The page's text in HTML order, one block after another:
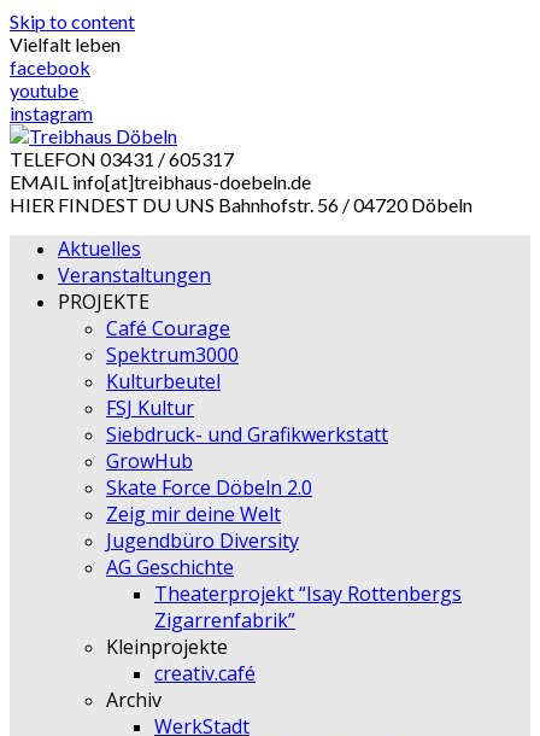
Skip to content
Vielfalt leben
facebook
youtube
instagram
TELEFON 03431 / 605317
EMAIL info[at]treibhaus-doebeln.de
HIER FINDEST DU UNS Bahnhofstr. 56 / 04720 Döbeln
Aktuelles
Veranstaltungen
PROJEKTE
Café Courage
Spektrum3000
Kulturbeutel
FSJ Kultur
Siebdruck- und Grafikwerkstatt
GrowHub
Skate Force Döbeln 2.0
Zeig mir deine Welt
Jugendbüro Diversity
AG Geschichte
Theaterprojekt “Isay Rottenbergs
Zigarrenfabrik”
Kleinprojekte
creativ.café
Archiv
WerkStadt